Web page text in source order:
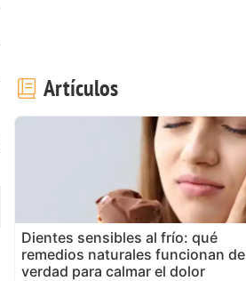
Artículos
Dientes sensibles al frío: qué
remedios naturales funcionan de
verdad para calmar el dolor